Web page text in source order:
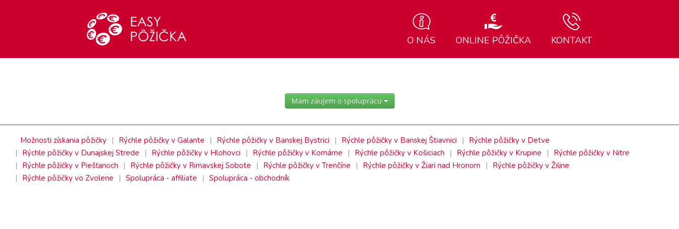
O NÁS ONLINE PÔŽIČKA KONTAKT
Mám záujem o spoluprácu
Možnosti získania pôžičky Rýchle pôžičky v Galante Rýchle pôžičky v Banskej Bystrici Rýchle pôžičky v Banskej Štiavnici
Rýchle pôžičky v Detve
Rýchle pôžičky v Dunajskej Strede
Rýchle pôžičky v Hlohovci Rýchle pôžičky v Komárne Rýchle pôžičky v Košiciach Rýchle pôžičky v Krupine
Rýchle pôžičky v Nitre
Rýchle pôžičky v Piešťanoch
Rýchle pôžičky v Rimavskej Sobote Rýchle pôžičky v Trenčíne Rýchle pôžičky v Žiari nad Hronom
Rýchle pôžičky v Žiline
Rýchle pôžičky vo Zvolene
Spolupráca - affiliate Spolupráca - obchodník